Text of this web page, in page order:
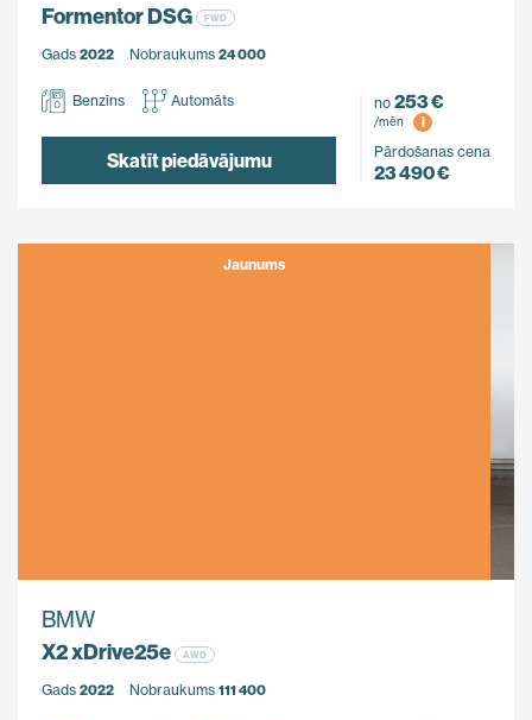
Formentor DSG
FWD
Gads 2022 Nobraukums 24 000
Benzīns Automāts
Skatīt piedāvājumu
no 253 €
/mēn
i
Pārdošanas cena
23 490 €
Jaunums
BMW
X2 xDrive25e
AWD
Gads 2022 Nobraukums 111 400